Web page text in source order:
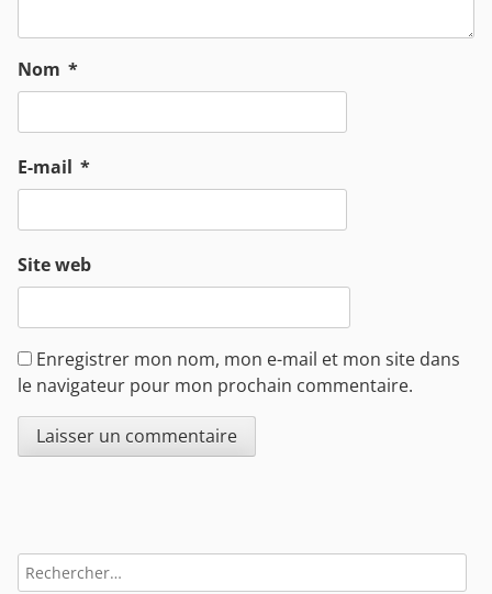
Nom *
E-mail *
Site web
Enregistrer mon nom, mon e-mail et mon site dans
le navigateur pour mon prochain commentaire.
Sidebar
RECHERCHER :